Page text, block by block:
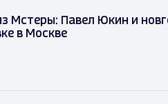
Мстеры: Павел Юкин и
в Москве